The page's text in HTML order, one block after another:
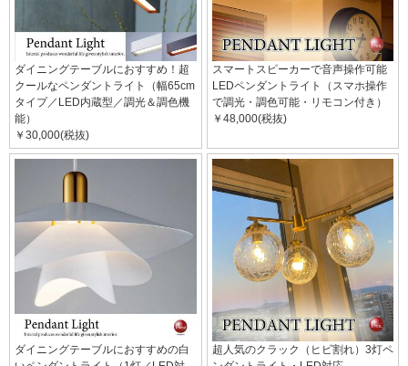
ダイニングテーブルにおすすめ！超
クールなペンダントライト（幅65cm
タイプ／LED内蔵型／調光＆調色機
能）
￥30,000(税抜)
スマートスピーカーで音声操作可能
LEDペンダントライト（スマホ操作
で調光・調色可能・リモコン付き）
￥48,000(税抜)
ダイニングテーブルにおすすめの白
超人気のクラック（ヒビ割れ）3灯ペ